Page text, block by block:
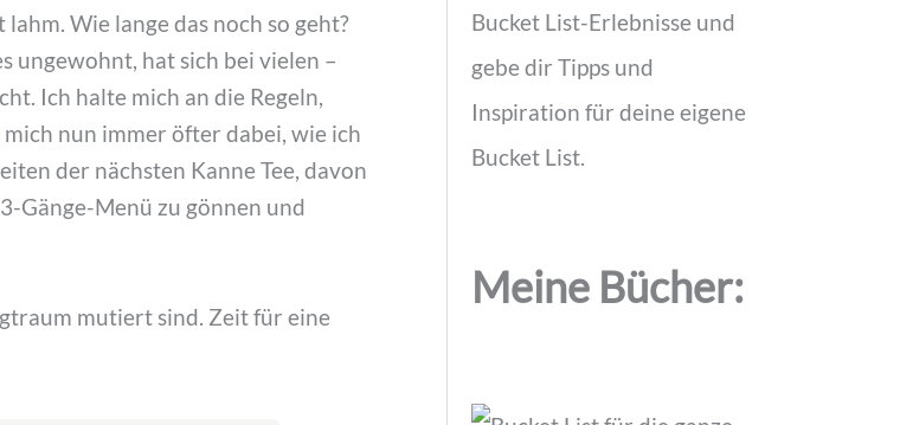
Wie lange das noch so geht?
ungewohnt, hat sich bei vielen –
Ich halte mich an die Regeln,
nun immer öfter dabei, wie ich
der nächsten Kanne Tee, davon
Gänge-Menü zu gönnen und
mutiert sind. Zeit für eine
Bucket List-Erlebnisse und
gebe dir Tipps und
Inspiration für deine eigene
Bucket List.
Meine Bücher: